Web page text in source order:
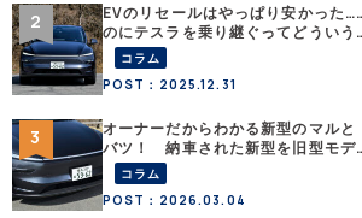
EVのリセールはやっぱり安かった
のにテスラを乗り継ぐってどういう
こと？ 【テスラ沼にはまった大学
教授のEV生活・その１】
コラム
POST：2025.12.31
オーナーだからわかる新型のマルと
バツ！ 納車された新型を旧型モデ
ルＹと細部まで比べてみた【テスラ
沼にはまった大学教授のEV生活・そ
の６】
コラム
POST：2026.03.04